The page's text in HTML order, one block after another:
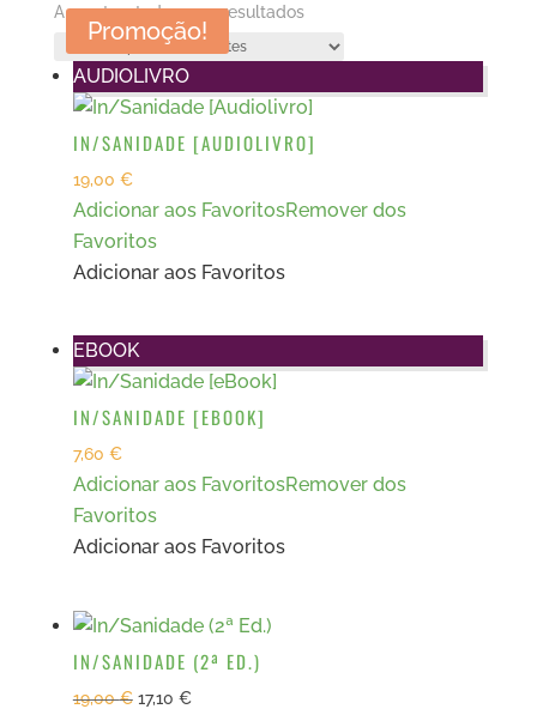
A mostrar todos os 3 resultadosOrdenado
por
recentes
AUDIOLIVRO
IN/SANIDADE [AUDIOLIVRO]
19,00 €
Adicionar aos FavoritosRemover dos
Favoritos
Adicionar aos Favoritos
EBOOK
IN/SANIDADE [EBOOK]
7,60 €
Adicionar aos FavoritosRemover dos
Favoritos
Adicionar aos Favoritos
Promoção!
IN/SANIDADE (2ª ED.)
19,00€ O
17,10 €O